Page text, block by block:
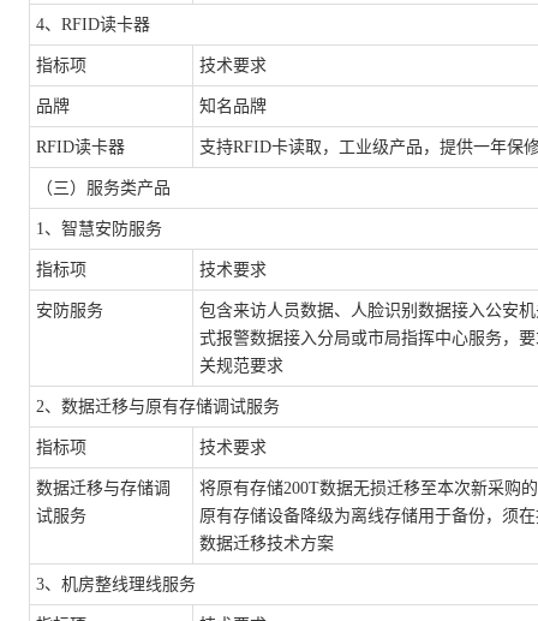
4、RFID读卡器
指标项 技术要求
品牌 知名品牌
RFID读卡器 支持RFID卡读取，工业级产品，提供一年保
（三）服务类产品
1、智慧安防服务
指标项 技术要求
安防服务
包含来访人员数据、人脸识别数据接入公安
式报警数据接入分局或市局指挥中心服务，
关规范要求
2、数据迁移与原有存储调试服务
指标项 技术要求
数据迁移与存储调
试服务
将原有存储200T数据无损迁移至本次新采购
原有存储设备降级为离线存储用于备份， 须
数据迁移技术方案
3、机房整线理线服务